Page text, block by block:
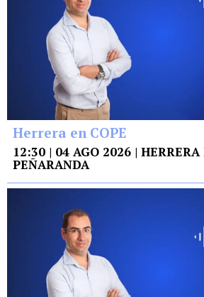
Herrera en COPE
12:30 | 04 AGO 2026 | HERRERA
PEÑARANDA